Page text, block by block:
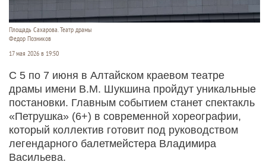
Площадь Сахарова. Театр драмы
Федор Позников
17 мая 2026 в 19:50
С 5 по 7 июня в Алтайском краевом театре
драмы имени В.М. Шукшина пройдут уникальные
постановки. Главным событием станет спектакль
«Петрушка» (6+) в современной хореографии,
который коллектив готовит под руководством
легендарного балетмейстера Владимира
Васильева.